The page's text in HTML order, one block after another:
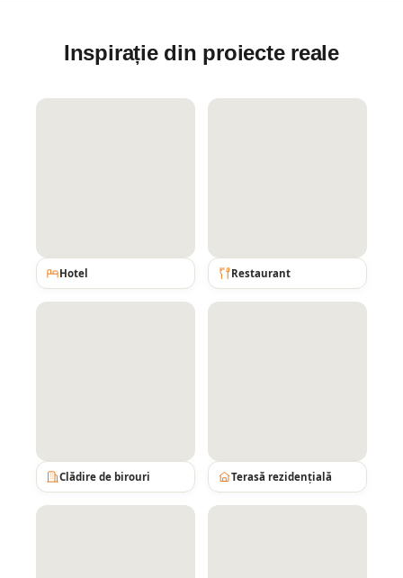
Inspirație din proiecte reale
Hotel Restaurant
Clădire de birouri Terasă rezidențială